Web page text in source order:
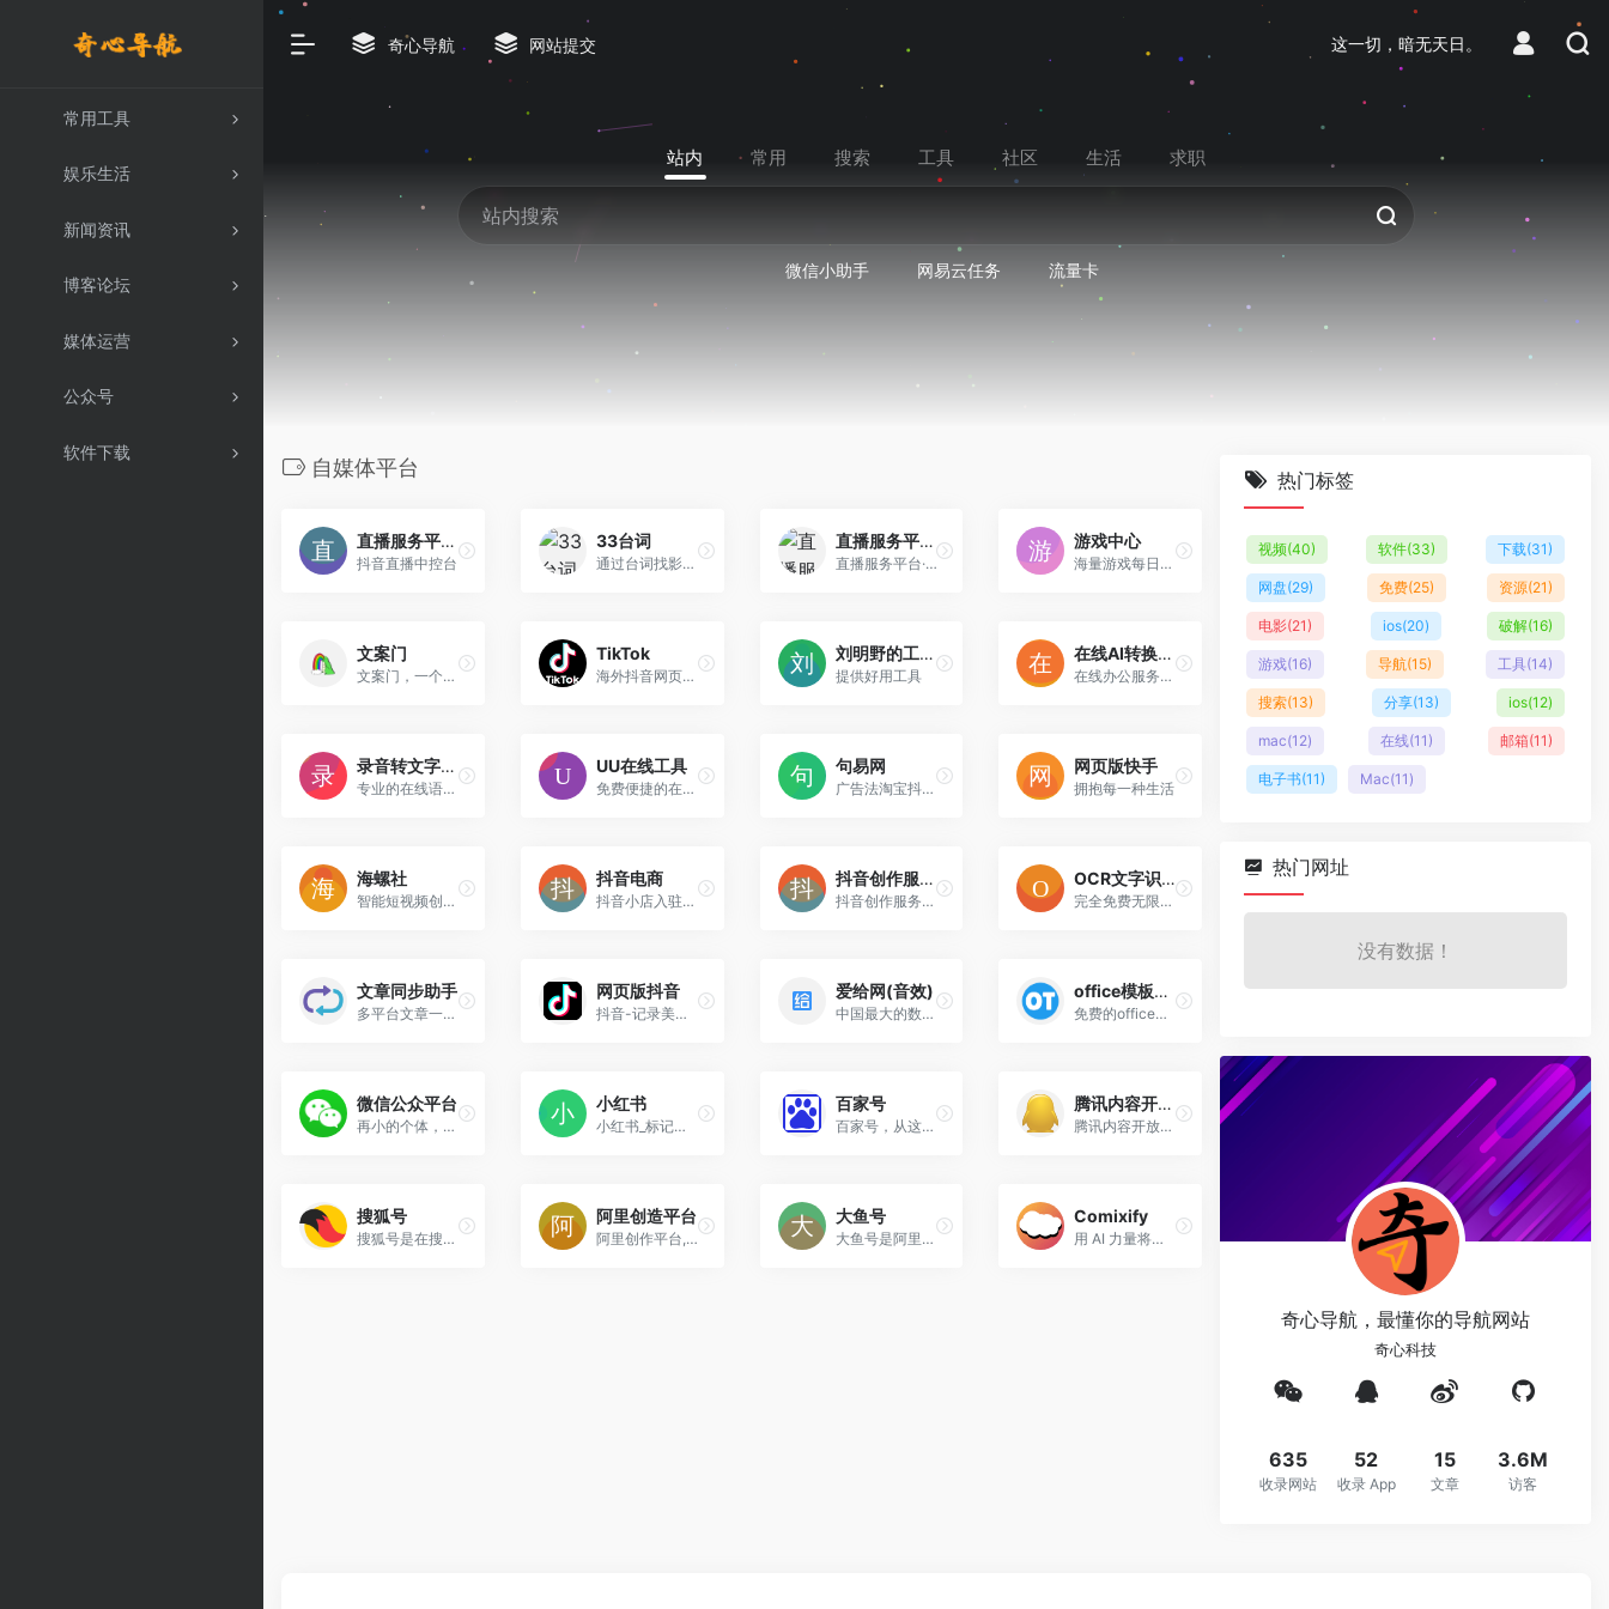
常用工具
娱乐生活
新闻资讯
博客论坛
媒体运营
公众号
软件下载
奇心导航 网站提交 这一切，暗无天日。
站内 常用 搜索 工具 社区 生活 求职
微信小助手 网易云任务 流量卡
自媒体平台
直播服务平台·主播版
抖音直播中控台
33台词
通过台词找影片素材
直播服务平台·主播版
直播服务平台·主播版
游戏中心
海量游戏每日更新
文案门
文案门，一个专注收录情感文案的网站，在我的文字里，总有你的故事。闹文案荒了，就来「文案门」找灵感吧！
TikTok
海外抖音网页版，电脑挂v就能看
刘明野的工具箱
提供好用工具
在线AI转换官网
在线办公服务网站
录音转文字助手
专业的在线语音转文字、文字转语音软件
UU在线工具
免费便捷的在线工具站
句易网
广告法淘宝抖音违禁词敏感词在线查询
网页版快手
拥抱每一种生活
海螺社
智能短视频创作营销解决方案
抖音电商
抖音小店入驻-兴趣电商直播带货平台
抖音创作服务平台
抖音创作服务平台是抖音创作者的专属服务平台
OCR文字识别
完全免费无限制的文字识别网站
文章同步助手
多平台文章一键同步助手
网页版抖音
抖音-记录美好生活的视频平台
爱给网(音效)
中国最大的数字娱乐免费素材下载网站,免费提供免费的音效配乐|3D模型|视频|游戏素材资源下载。
office模板主题下载
免费的office模板和主题下载网站
微信公众平台
再小的个体，也有自己的品牌！
小红书
小红书_标记我的生活
百家号
百家号，从这里影响世界。
腾讯内容开放平台
腾讯内容开放平台
搜狐号
搜狐号是在搜狐门户改革背景下全新打造的分类内容的入驻、发布和分发全平台
阿里创造平台
阿里创作平台,阿里巴巴集团官方内容创作平台。
大鱼号
大鱼号是阿里文娱体系为内容创作者提供的统一账号。
Comixify
用 AI 力量将视频变成漫画
热门标签
视频(40) 软件(33) 下载(31)
网盘(29) 免费(25) 资源(21)
电影(21) ios(20) 破解(16)
游戏(16) 导航(15) 工具(14)
搜索(13) 分享(13) ios(12)
mac(12) 在线(11) 邮箱(11)
电子书(11) Mac(11)
热门网址
没有数据！
奇心导航，最懂你的导航网站
奇心科技
635
收录网站
52
收录 App
15
文章
3.6M
访客